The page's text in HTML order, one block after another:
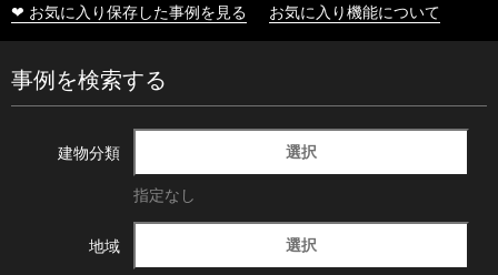
❤ お気に入り保存した事例を見る お気に入り機能について
事例を検索する
建物分類 選択
指定なし
地域 選択